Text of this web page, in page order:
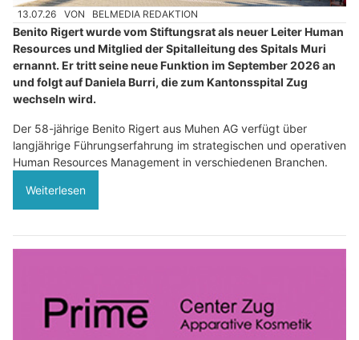
13.07.26 VON BELMEDIA REDAKTION
Benito Rigert wurde vom Stiftungsrat als neuer Leiter Human
Resources und Mitglied der Spitalleitung des Spitals Muri
ernannt. Er tritt seine neue Funktion im September 2026 an
und folgt auf Daniela Burri, die zum Kantonsspital Zug
wechseln wird.
Der 58-jährige Benito Rigert aus Muhen AG verfügt über
langjährige Führungserfahrung im strategischen und operativen
Human Resources Management in verschiedenen Branchen.
Weiterlesen